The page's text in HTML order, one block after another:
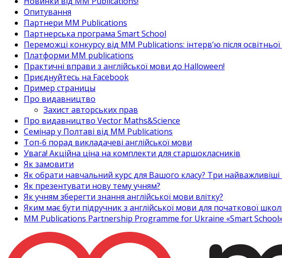
Опитування
Партнери MM Publications
Партнерська програма Smart School
Переможці конкурсу від MM Publications: інтерв’ю після
Платформи MM publications
Практичні вправи з англійської мови до Halloween!
Приєднуйтесь на Facebook
Пример страницы
Про видавництво
Захист авторських прав
Про видавництво Vector Maths&Science
Семінар у Полтаві від MM Publications
Топ-6 порад викладачеві англійської мови
Увага! Акційна ціна на комплекти для старшокласників
Як замовити
Як обрати навчальний курс для Вашого класу? Три найважливіші
Як презентувати нову тему учням?
Як учням зберегти знання англійської мови влітку?
Яким має бути підручник з англійської мови для початкової
MM Publications Partnership Programme for Ukraine «Smart School»